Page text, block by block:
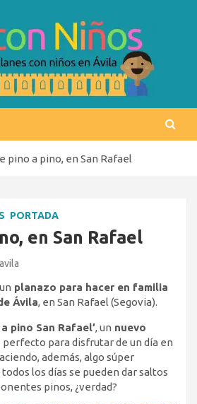
pino a pino, en San Rafael
PORTADA
en San Rafael
planazo para hacer en familia
Ávila, en San Rafael (Segovia).
a pino San Rafael’, un nuevo
perfecto para disfrutar de un día en
además, algo súper
los días se pueden dar saltos
pinos, ¿verdad?